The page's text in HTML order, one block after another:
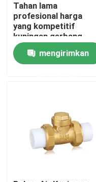
Tentang kami
Tur Pabrik
Tahan lama
profesional harga
yang kompetitif
kuningan gerbang
katup dengan
kuningan 1/2 inch bola
katup drainer
mengirimkan